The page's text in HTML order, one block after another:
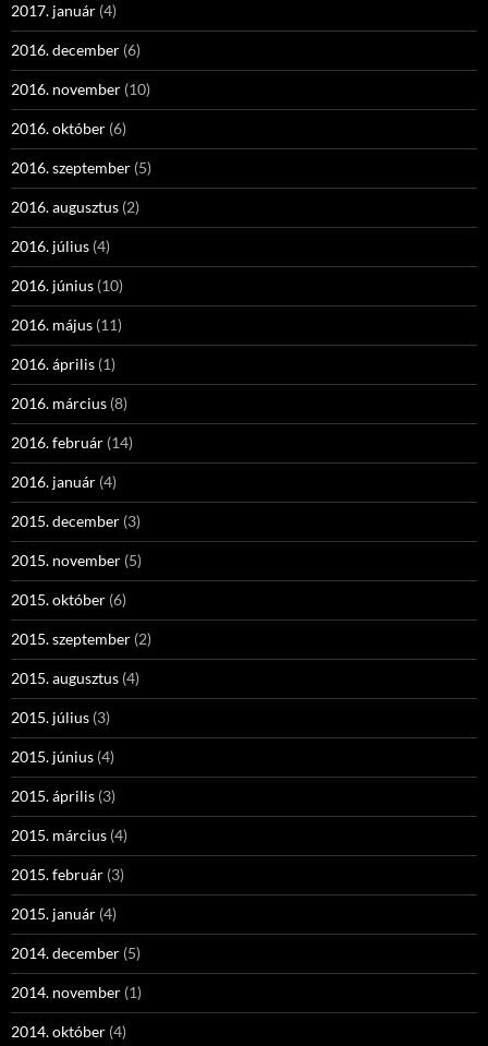
2017. január (4)
2016. december (6)
2016. november (10)
2016. október (6)
2016. szeptember (5)
2016. augusztus (2)
2016. július (4)
2016. június (10)
2016. május (11)
2016. április (1)
2016. március (8)
2016. február (14)
2016. január (4)
2015. december (3)
2015. november (5)
2015. október (6)
2015. szeptember (2)
2015. augusztus (4)
2015. július (3)
2015. június (4)
2015. április (3)
2015. március (4)
2015. február (3)
2015. január (4)
2014. december (5)
2014. november (1)
2014. október (4)